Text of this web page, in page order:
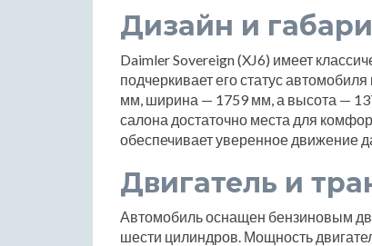
Дизайн и
Daimler Sovereign (XJ6) имеет
подчеркивает его статус
мм, ширина — 1759 мм, а высота —
салона достаточно места для
обеспечивает уверенное движение
Двигатель и
Автомобиль оснащен бензиновым
шести цилиндров. Мощность